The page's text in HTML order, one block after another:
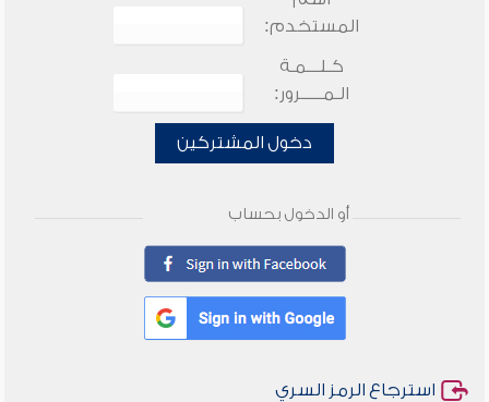
المستخدم:
كـلـــمـة
الـمـــــرور:
دخول المشتركين
أو الدخول بحساب
استرجاع الرمز السري